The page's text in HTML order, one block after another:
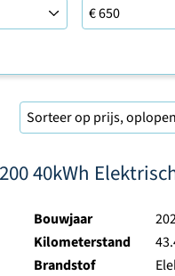
40kWh
Bouwjaar
Kilometerstand
Brandstof